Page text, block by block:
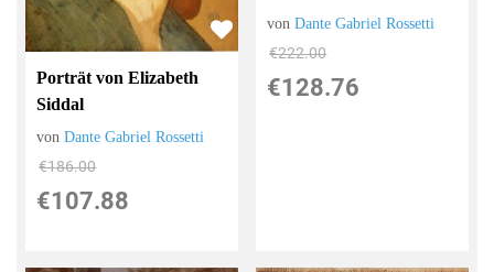
Porträt von Elizabeth
Siddal
vonDante Gabriel Rossetti
€186.00
€107.88
vonDante Gabriel Rossetti
€222.00
€128.76